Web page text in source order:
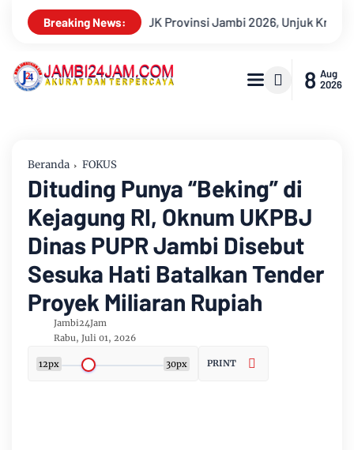
Breaking News:
2026, Unjuk Kreativitas di Taman Banjuran Budayo,
8 Aug
2026
Beranda FOKUS
Dituding Punya “Beking” di
Kejagung RI, Oknum UKPBJ
Dinas PUPR Jambi Disebut
Sesuka Hati Batalkan Tender
Proyek Miliaran Rupiah
Jambi24Jam
Rabu, Juli 01, 2026
12px 30px PRINT